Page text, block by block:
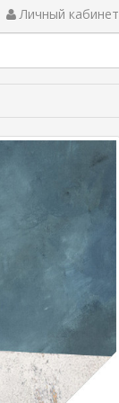
Личный кабинет